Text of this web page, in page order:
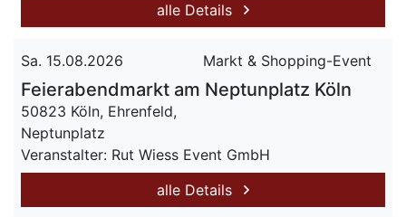
alle Details
Sa. 15.08.2026 Markt & Shopping-Event
Feierabendmarkt am Neptunplatz Köln
50823 Köln, Ehrenfeld,
Neptunplatz
Veranstalter: Rut Wiess Event GmbH
alle Details